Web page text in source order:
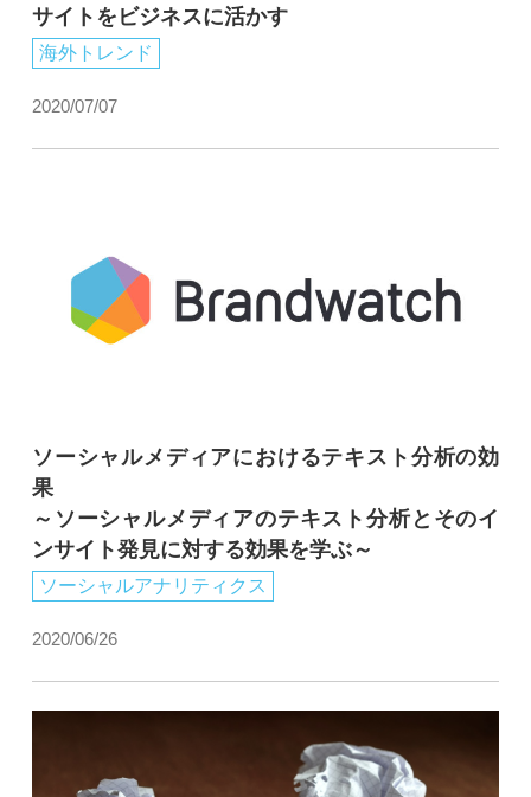
サイトをビジネスに活かす
海外トレンド
2020/07/07
ソーシャルメディアにおけるテキスト分析の効
果
～ソーシャルメディアのテキスト分析とそのイ
ンサイト発見に対する効果を学ぶ～
ソーシャルアナリティクス
2020/06/26